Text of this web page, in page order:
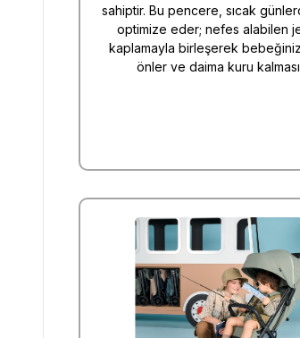
sahiptir. Bu pencere, sıcak
optimize eder; nefes alabilen
kaplamayla birleşerek
önler ve daima kuru